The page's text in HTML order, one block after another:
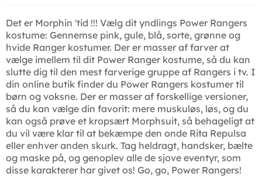
Det er Morphin 'tid !!! Vælg dit yndlings Power Rangers
kostume: Gennemse pink, gule, blå, sorte, grønne og
hvide Ranger kostumer. Der er masser af farver at
vælge imellem til dit Power Ranger kostume, så du kan
slutte dig til den mest farverige gruppe af Rangers i tv. I
din online butik finder du Power Rangers kostumer til
børn og voksne. Der er masser af forskellige versioner,
så du kan vælge din favorit: mere muskuløs, løs, og du
kan også prøve et kropsært Morphsuit, så behageligt at
du vil være klar til at bekæmpe den onde Rita Repulsa
eller enhver anden skurk. Tag heldragt, handsker, bælte
og maske på, og genoplev alle de sjove eventyr, som
disse karakterer har givet os! Go, go, Power Rangers!